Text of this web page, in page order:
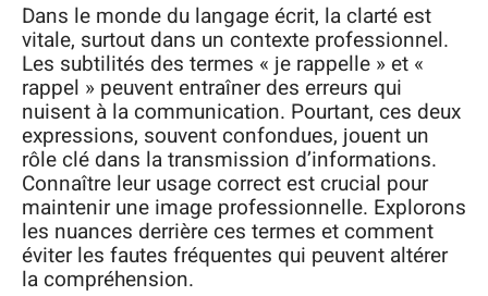
Dans le monde du langage écrit, la clarté est
vitale, surtout dans un contexte professionnel.
Les subtilités des termes « je rappelle » et «
rappel » peuvent entraîner des erreurs qui
nuisent à la communication. Pourtant, ces deux
expressions, souvent confondues, jouent un
rôle clé dans la transmission d’informations.
Connaître leur usage correct est crucial pour
maintenir une image professionnelle. Explorons
les nuances derrière ces termes et comment
éviter les fautes fréquentes qui peuvent altérer
la compréhension.